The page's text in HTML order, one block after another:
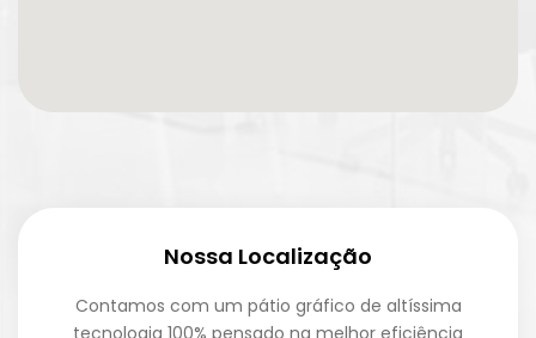
Nossa Localização
Contamos com um pátio gráfico de altíssima